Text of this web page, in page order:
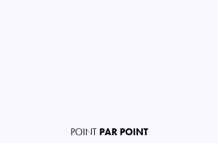
POINT PAR POINT